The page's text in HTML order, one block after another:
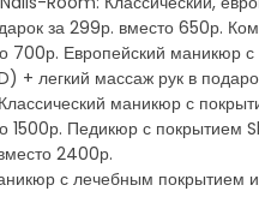
за 299р. вместо 650р.
700р. Европейский
+ легкий массаж рук в
маникюр с
Педикюр с
2400р.
с лечебным